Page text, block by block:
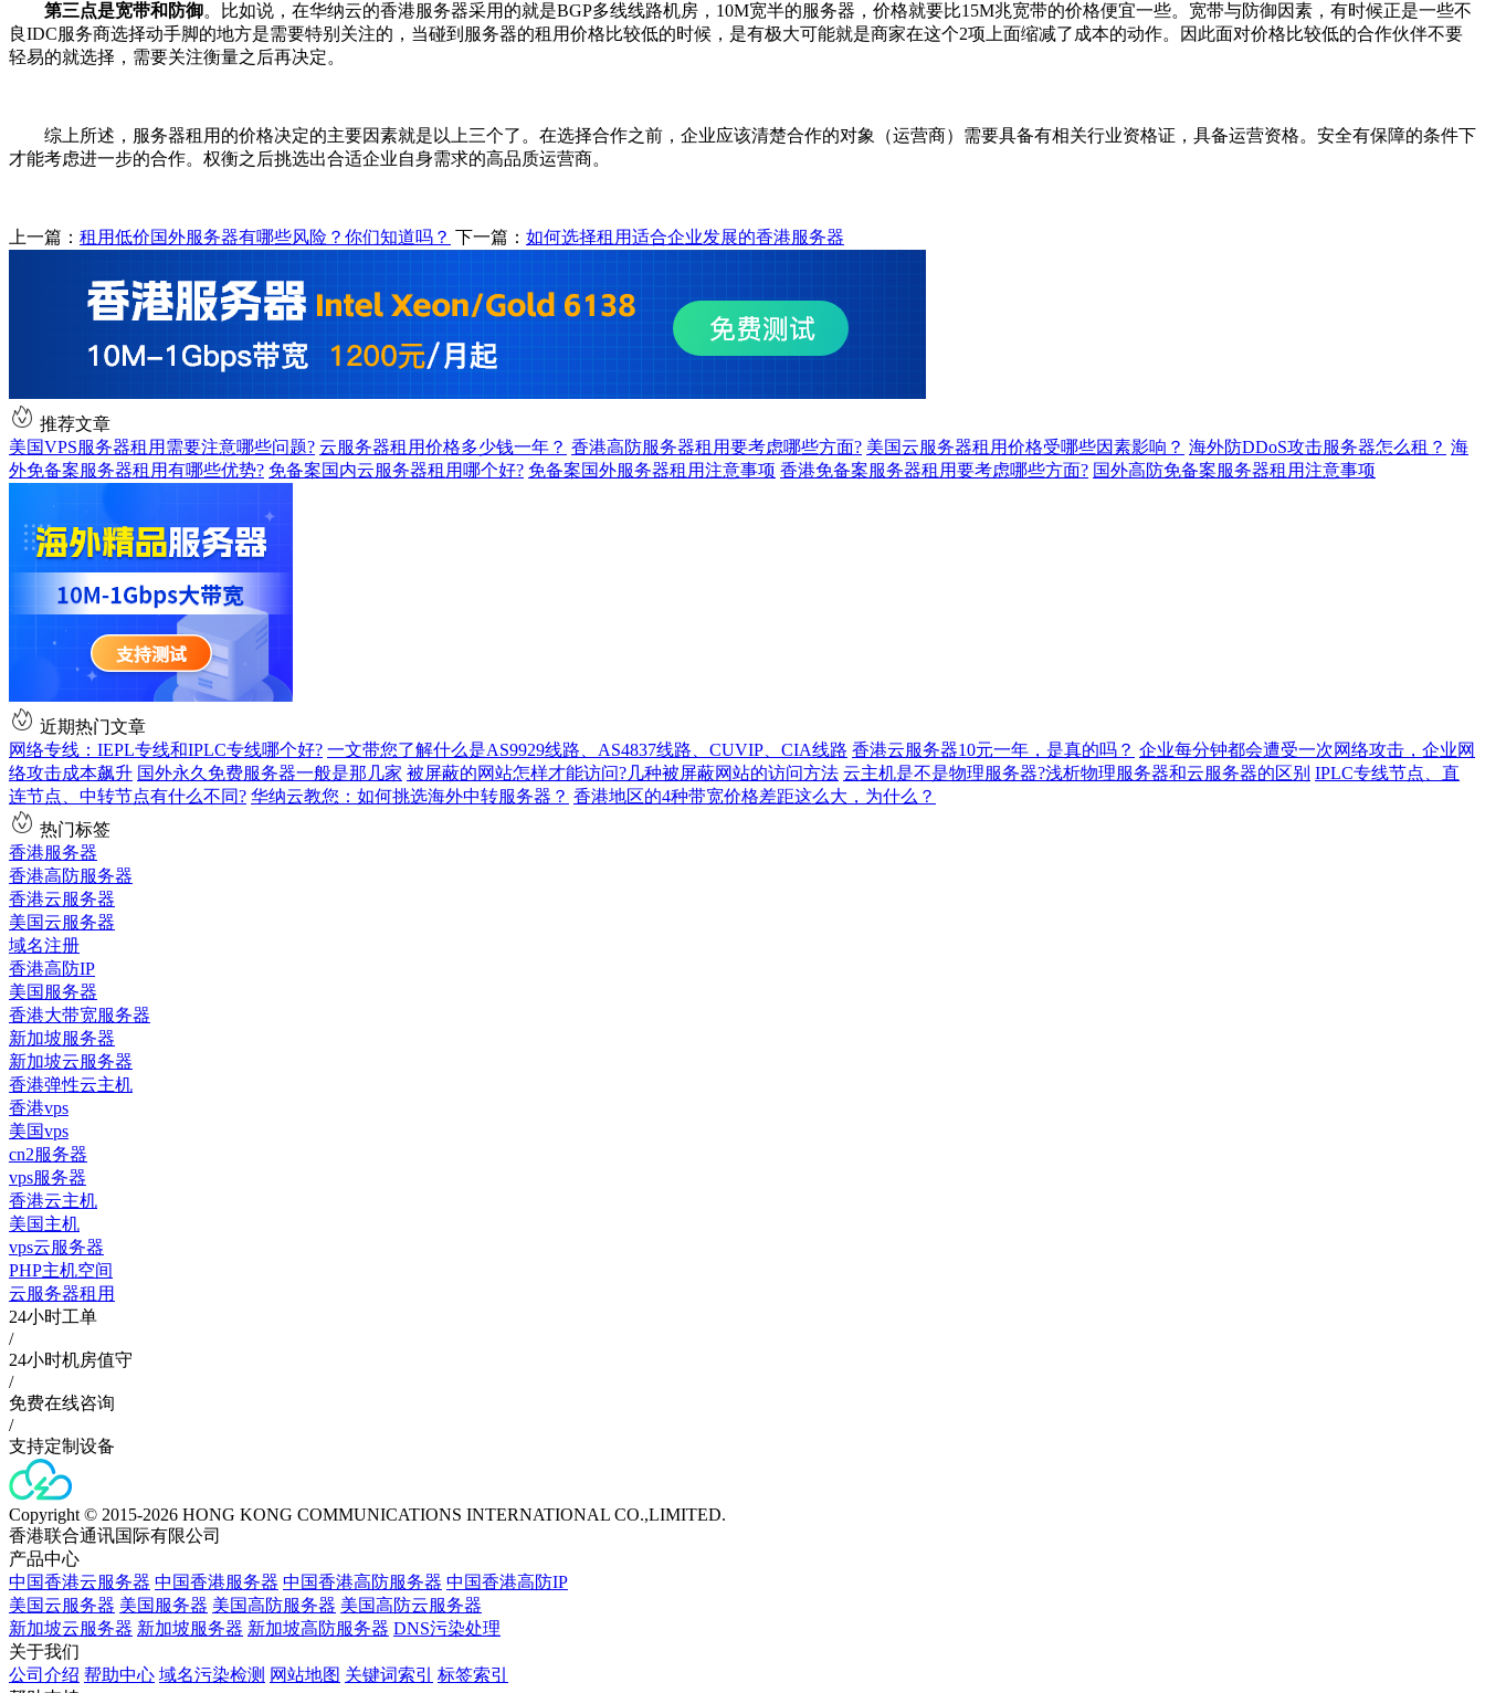
第三点是宽带和防御。比如说，在华纳云的香港服务器采用的就是BGP多线线路机房，10M宽半的服务器，价格就要比15M兆宽带的价格便宜一些。宽带与防御因素，有时候正是一些不
良IDC服务商选择动手脚的地方是需要特别关注的，当碰到服务器的租用价格比较低的时候，是有极大可能就是商家在这个2项上面缩减了成本的动作。因此面对价格比较低的合作伙伴不要
轻易的就选择，需要关注衡量之后再决定。
综上所述，服务器租用的价格决定的主要因素就是以上三个了。在选择合作之前，企业应该清楚合作的对象（运营商）需要具备有相关行业资格证，具备运营资格。安全有保障的条件下
才能考虑进一步的合作。权衡之后挑选出合适企业自身需求的高品质运营商。
上一篇： 租用低价国外服务器有哪些风险？你们知道吗？ 下一篇： 如何选择租用适合企业发展的香港服务器
推荐文章
美国VPS服务器租用需要注意哪些问题? 云服务器租用价格多少钱一年？ 香港高防服务器租用要考虑哪些方面? 美国云服务器租用价格受哪些因素影响？ 海外防DDoS攻击服务器怎么租？ 海
外免备案服务器租用有哪些优势? 免备案国内云服务器租用哪个好? 免备案国外服务器租用注意事项 香港免备案服务器租用要考虑哪些方面? 国外高防免备案服务器租用注意事项
近期热门文章
网络专线：IEPL专线和IPLC专线哪个好? 一文带您了解什么是AS9929线路、AS4837线路、CUVIP、CIA线路 香港云服务器10元一年，是真的吗？ 企业每分钟都会遭受一次网络攻击，企业网
络攻击成本飙升 国外永久免费服务器一般是那几家 被屏蔽的网站怎样才能访问?几种被屏蔽网站的访问方法 云主机是不是物理服务器?浅析物理服务器和云服务器的区别 IPLC专线节点、直
连节点、中转节点有什么不同? 华纳云教您：如何挑选海外中转服务器？ 香港地区的4种带宽价格差距这么大，为什么？
热门标签
香港服务器
香港高防服务器
香港云服务器
美国云服务器
域名注册
香港高防IP
美国服务器
香港大带宽服务器
新加坡服务器
新加坡云服务器
香港弹性云主机
香港vps
美国vps
cn2服务器
vps服务器
香港云主机
美国主机
vps云服务器
PHP主机空间
云服务器租用
24小时工单
/
24小时机房值守
/
免费在线咨询
/
支持定制设备
Copyright © 2015-2026 HONG KONG COMMUNICATIONS INTERNATIONAL CO.,LIMITED.
香港联合通讯国际有限公司
产品中心
中国香港云服务器 中国香港服务器 中国香港高防服务器 中国香港高防IP
美国云服务器 美国服务器 美国高防服务器 美国高防云服务器
新加坡云服务器 新加坡服务器 新加坡高防服务器 DNS污染处理
关于我们
公司介绍 帮助中心 域名污染检测 网站地图 关键词索引
标签索引